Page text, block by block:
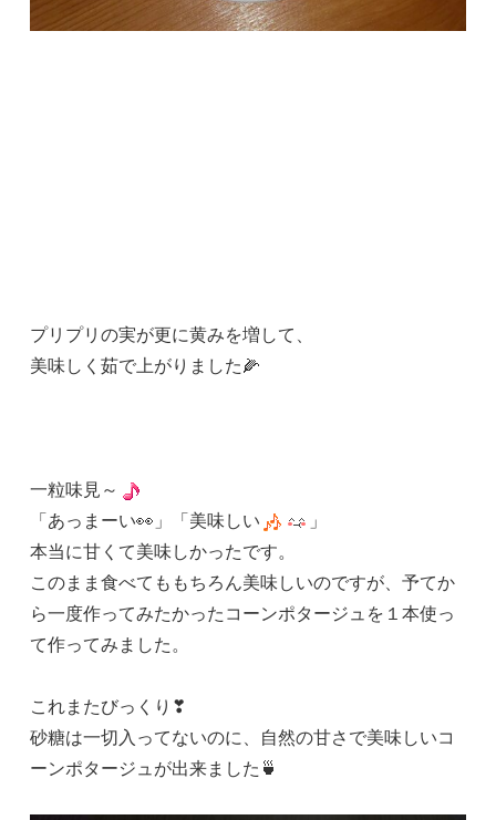
プリプリの実が更に黄みを増して、
美味しく茹で上がりました🌽
一粒味見～
「あっまーい👀」「美味しい
」
本当に甘くて美味しかったです。
このまま食べてももちろん美味しいのですが、予てか
ら一度作ってみたかったコーンポタージュを１本使っ
て作ってみました。
これまたびっくり❣
砂糖は一切入ってないのに、自然の甘さで美味しいコ
ーンポタージュが出来ました🍵